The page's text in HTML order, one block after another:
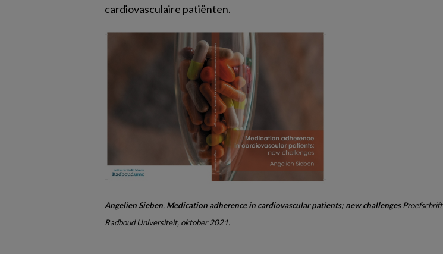
cardiovasculaire patiënten.
Angelien Sieben, Medication adherence in cardiovascular patients; new challengesProefschrift
Radboud Universiteit, oktober 2021.